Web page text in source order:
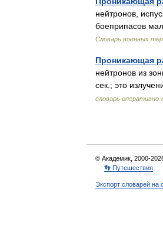
нейтронов,
боеприпасов
Словарь военных
Проникающая
нейтронов из
сек.; это
словарь
© Академик, 2000-
👣 Путешествия
Экспорт словарей на